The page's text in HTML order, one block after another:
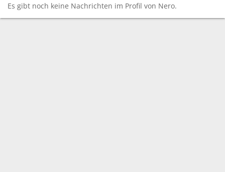
Es gibt noch keine Nachrichten im Profil von Nero.